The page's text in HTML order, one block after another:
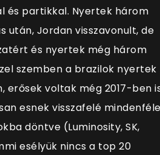
és partikkal. Nyertek három
után, Jordan visszavonult, de
és nyertek még három
szemben a brazilok nyertek
erősek voltak még 2017-ben
esnek visszafelé
döntve (Luminosity, SK,
esélyük nincs a top 20